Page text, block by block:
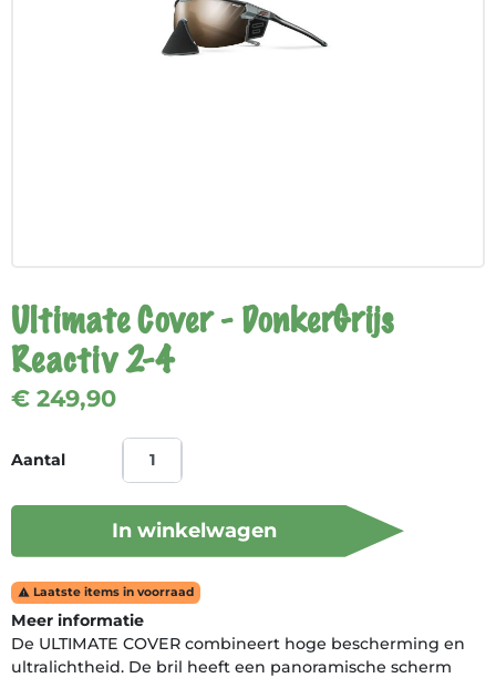
Ultimate Cover - DonkerGrijs
Reactiv 2-4
€ 249,90
Aantal
In winkelwagen
 Laatste items in voorraad
Meer informatie
De ULTIMATE COVER combineert hoge bescherming en
ultralichtheid. De bril heeft een panoramische scherm